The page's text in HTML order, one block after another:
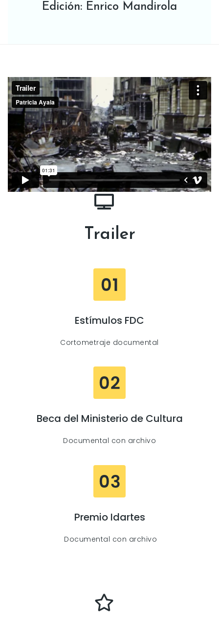
Edición: Enrico Mandirola
Trailer
Estímulos FDC
Cortometraje documental
Beca del Ministerio de Cultura
Documental con archivo
Premio Idartes
Documental con archivo